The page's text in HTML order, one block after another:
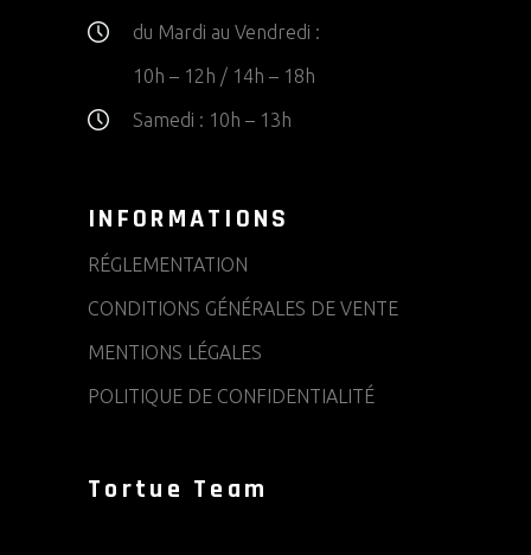
du Mardi au Vendredi :
10h – 12h / 14h – 18h
Samedi : 10h – 13h
INFORMATIONS
RÉGLEMENTATION
CONDITIONS GÉNÉRALES DE VENTE
MENTIONS LÉGALES
POLITIQUE DE CONFIDENTIALITÉ
Tortue Team